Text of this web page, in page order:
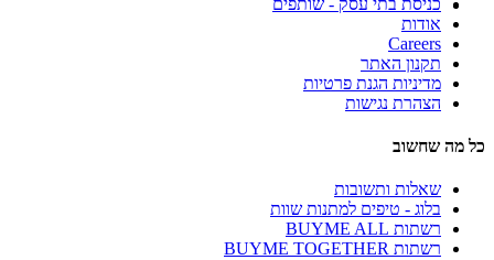
אודות
Careers
תקנון האתר
מדיניות הגנת פרטיות
הצהרת נגישות
כל מה שחשוב
שאלות ותשובות
בלוג - טיפים למתנות שוות
רשתות BUYME ALL
רשתות BUYME TOGETHER